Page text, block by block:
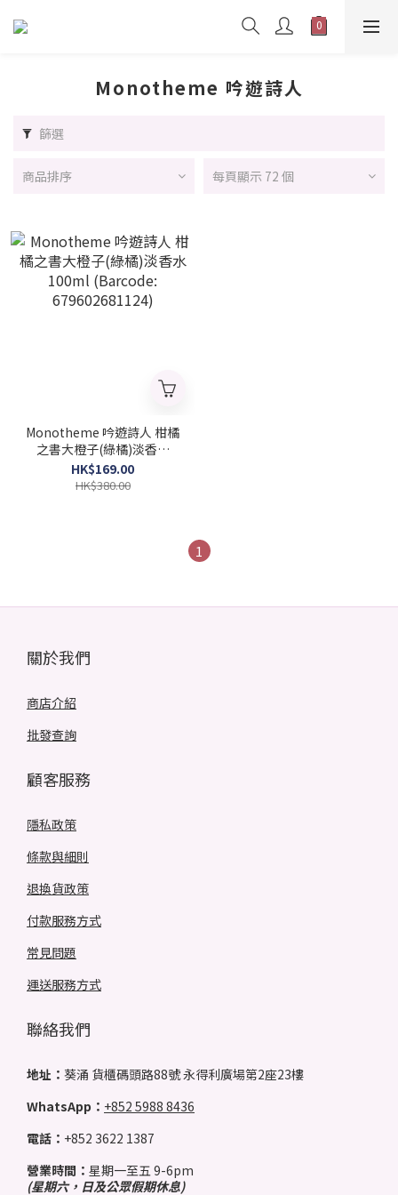
Monotheme 吟遊詩人
篩選
商品排序 每頁顯示 72 個
Monotheme 吟遊詩人 柑橘
之書大橙子(綠橘)淡香水
100ml (Barcode:
679602681124)
HK$169.00
HK$380.00
1
關於我們
商店介紹
批發查詢
顧客服務
隱私政策
條款與細則
退換貨政策
付款服務方式
常見問題
運送服務方式
聯絡我們
地址： 葵涌 貨櫃碼頭路88號 永得利廣場第2座23樓
WhatsApp： +852 5988 8436
電話： +852 3622 1387
營業時間： 星期一至五 9-6pm
(星期六，日及公眾假期休息)